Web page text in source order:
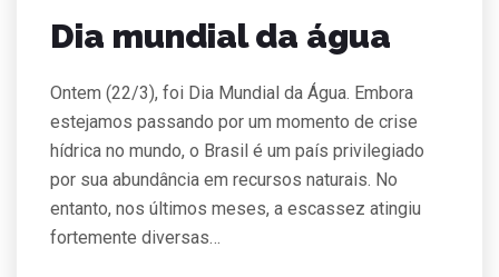
Dia mundial da água
Ontem (22/3), foi Dia Mundial da Água. Embora
estejamos passando por um momento de crise
hídrica no mundo, o Brasil é um país privilegiado
por sua abundância em recursos naturais. No
entanto, nos últimos meses, a escassez atingiu
fortemente diversas…